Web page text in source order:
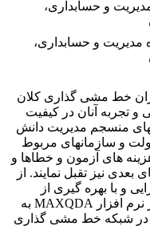
و حسابداری،
مدیریت و حسابداری،
خط مشی گذاری کلان
تجربه آنان در کیفیت
منسجم مدیریت دانش
و سازمانهای مربوط
های آزمون و خطاها و
نیز تقبل نمایند. از
و با بهره گیری از
روش کیفی تحلیل مضمون و استفاده از نرم افزار MAXQDA به
در شبکه خط مشی گذاری